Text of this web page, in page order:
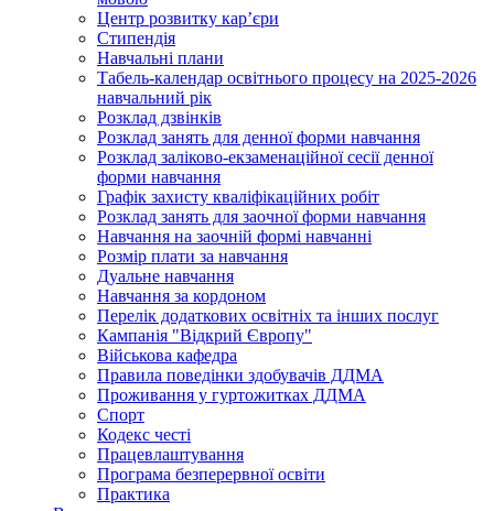
Центр розвитку кар’єри
Стипендія
Навчальні плани
Табель-календар освітнього процесу на 2025-2026
навчальний рік
Розклад дзвінків
Розклад занять для денної форми навчання
Розклад заліково-екзаменаційної сесії денної
форми навчання
Графік захисту кваліфікаційних робіт
Розклад занять для заочної форми навчання
Навчання на заочній формі навчанні
Розмір плати за навчання
Дуальне навчання
Навчання за кордоном
Перелік додаткових освітніх та інших послуг
Кампанія "Відкрий Європу"
Військова кафедра
Правила поведінки здобувачів ДДМА
Проживання у гуртожитках ДДМА
Спорт
Кодекс честі
Працевлаштування
Програма безперервної освіти
Практика